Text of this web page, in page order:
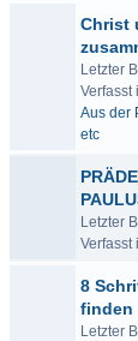
Christ
Letzter
Verfasst
Aus der
etc
Letzter
Verfasst
8
finden
Letzter